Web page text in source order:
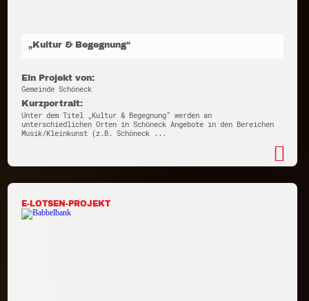
„Kultur & Begegnung“
Ein Projekt von:
Gemeinde Schöneck
Kurzportrait:
Unter dem Titel „Kultur & Begegnung“ werden an
unterschiedlichen Orten in Schöneck Angebote in den Bereichen
Musik/Kleinkunst (z.B. Schöneck ...
E-LOTSEN-PROJEKT